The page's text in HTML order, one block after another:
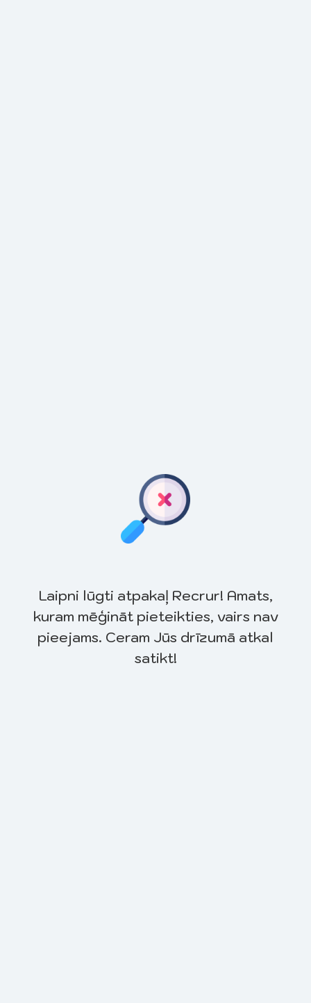
Laipni lūgti atpakaļ Recrur! Amats,
kuram mēģināt pieteikties, vairs nav
pieejams. Ceram Jūs drīzumā atkal
satikt!